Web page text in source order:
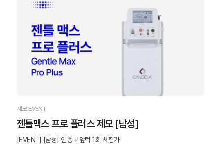
제모 EVENT
젠틀맥스 프로 플러스 제모 [남성]
[EVENT] [남성] 인중 + 앞턱 1회 체험가